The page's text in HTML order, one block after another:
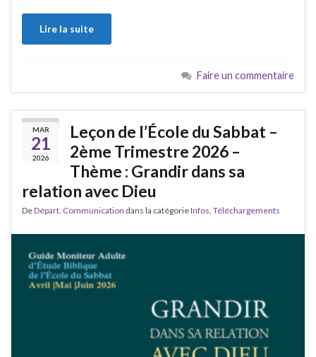
Lire la suite
Faire un commentaire
MAR
21
2026
Leçon de l’École du Sabbat –
2ème Trimestre 2026 –
Thème : Grandir dans sa
relation avec Dieu
DeDépart. Communication dans la catégorieInfos, Téléchargements